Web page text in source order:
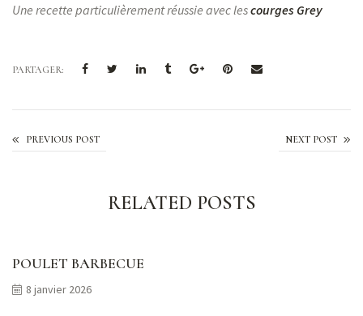
Une recette particulièrement réussie avec lescourges Grey
PARTAGER:
PREVIOUS POST NEXT POST
Confiture de courge et de fruits secs
RELATED POSTS
POULET BARBECUE
8 janvier 2026